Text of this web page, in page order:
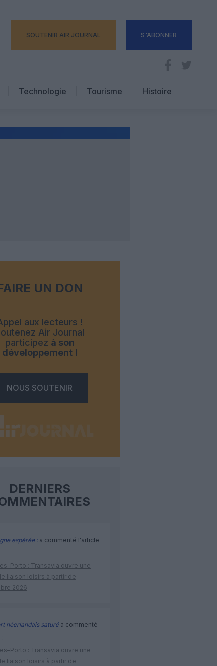
SOUTENIR AIR JOURNAL S'ABONNER
Technologie
Tourisme
Hôtellerie
Histoire
UN DON
aux lecteurs !
Air Journal
participez à son
développement !
NOUS SOUTENIR
DERNIERS
espérée :a commenté l'article
: Transavia ouvre une
liaison loisirs à partir de
2026
néerlandais saturéa commenté
:
: Transavia ouvre une
liaison loisirs à partir de